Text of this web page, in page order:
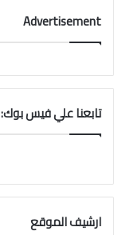
Advertisement
تابعنا علي فيس بوك:
ارشيف الموقع